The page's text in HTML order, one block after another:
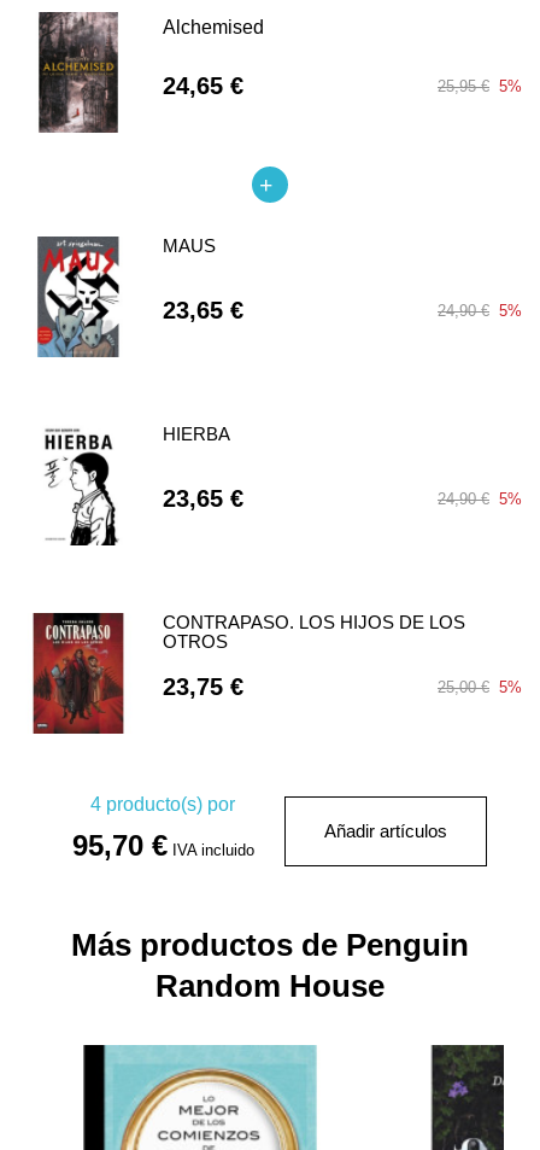
Alchemised
24,65 € 25,95 € 5%
MAUS
23,65 € 24,90 € 5%
HIERBA
23,65 € 24,90 € 5%
CONTRAPASO. LOS HIJOS DE LOS
OTROS
23,75 € 25,00 € 5%
4 producto(s) por
95,70 € IVA incluido
Añadir artículos
Más productos de Penguin
Random House